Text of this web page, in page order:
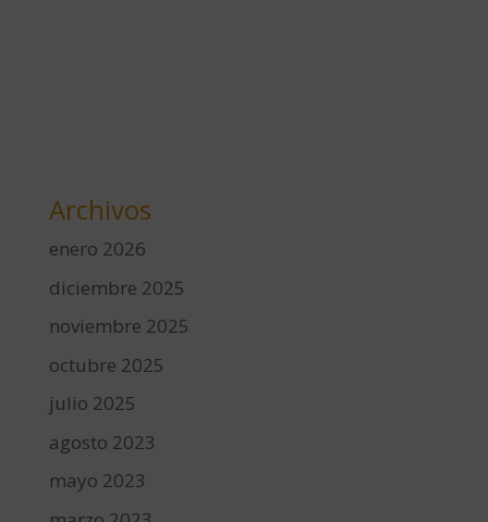
Archivos
enero 2026
diciembre 2025
noviembre 2025
octubre 2025
julio 2025
agosto 2023
mayo 2023